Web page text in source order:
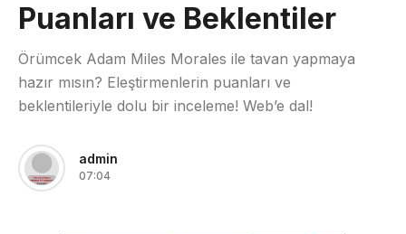
Puanları ve Beklentiler
Örümcek Adam Miles Morales ile tavan yapmaya
hazır mısın? Eleştirmenlerin puanları ve
beklentileriyle dolu bir inceleme! Web’e dal!
admin
07:04